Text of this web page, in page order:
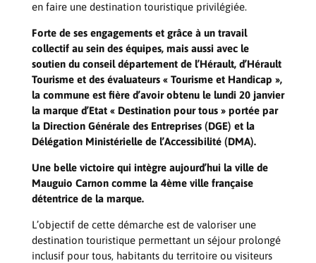
en faire une destination touristique privilégiée.
Forte de ses engagements et grâce à un travail
collectif au sein des équipes, mais aussi avec le
soutien du conseil département de l’Hérault, d’Hérault
Tourisme et des évaluateurs « Tourisme et Handicap »,
la commune est fière d’avoir obtenu le lundi 20 janvier
la marque d’Etat « Destination pour tous » portée par
la Direction Générale des Entreprises (DGE) et la
Délégation Ministérielle de l’Accessibilité (DMA).
Une belle victoire qui intègre aujourd’hui la ville de
Mauguio Carnon comme la 4ème ville française
détentrice de la marque.
L’objectif de cette démarche est de valoriser une
destination touristique permettant un séjour prolongé
inclusif pour tous, habitants du territoire ou visiteurs